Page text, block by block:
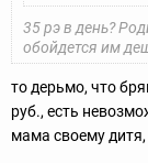
35 рэ в день?
обойдется им
то дерьмо, что
руб., есть
мама своему